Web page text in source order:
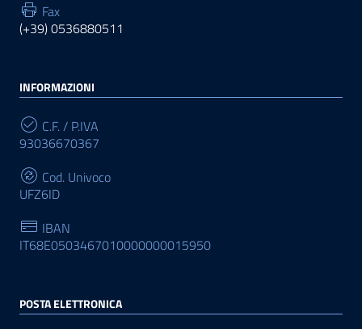
Fax
(+39) 0536880511
INFORMAZIONI
C.F. / P.IVA
93036670367
Cod. Univoco
UFZ6ID
IBAN
IT68E0503467010000000015950
POSTA ELETTRONICA